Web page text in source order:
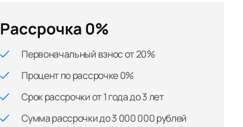
Рассрочка 0%
Первоначальный взнос от 20%
Процент по рассрочке 0%
Срок рассрочки от 1 года до 3 лет
Сумма рассрочки до 3 000 000 рублей